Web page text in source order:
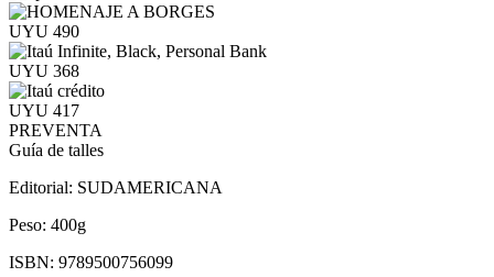
UYU 490
UYU 368
UYU 417
PREVENTA
Guía de talles
Editorial: SUDAMERICANA
Peso: 400g
ISBN: 9789500756099